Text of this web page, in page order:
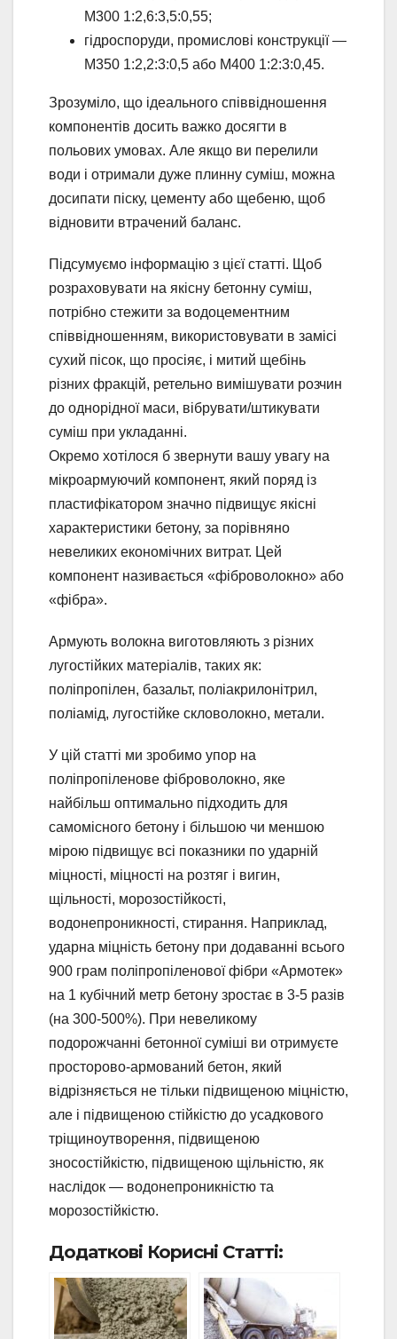
М300 1:2,6:3,5:0,55;
гідроспоруди, промислові конструкції —
М350 1:2,2:3:0,5 або М400 1:2:3:0,45.
Зрозуміло, що ідеального співвідношення
компонентів досить важко досягти в
польових умовах. Але якщо ви перелили
води і отримали дуже плинну суміш, можна
досипати піску, цементу або щебеню, щоб
відновити втрачений баланс.
Підсумуємо інформацію з цієї статті. Щоб
розраховувати на якісну бетонну суміш,
потрібно стежити за водоцементним
співвідношенням, використовувати в замісі
сухий пісок, що просіяє, і митий щебінь
різних фракцій, ретельно вимішувати розчин
до однорідної маси, вібрувати/штикувати
суміш при укладанні.
Окремо хотілося б звернути вашу увагу на
мікроармуючий компонент, який поряд із
пластифікатором значно підвищує якісні
характеристики бетону, за порівняно
невеликих економічних витрат. Цей
компонент називається «фіброволокно» або
«фібра».
Армують волокна виготовляють з різних
лугостійких матеріалів, таких як:
поліпропілен, базальт, поліакрилонітрил,
поліамід, лугостійке скловолокно, метали.
У цій статті ми зробимо упор на
поліпропіленове фіброволокно, яке
найбільш оптимально підходить для
самомісного бетону і більшою чи меншою
мірою підвищує всі показники по ударній
міцності, міцності на розтяг і вигин,
щільності, морозостійкості,
водонепроникності, стирання. Наприклад,
ударна міцність бетону при додаванні всього
900 грам поліпропіленової фібри «Армотек»
на 1 кубічний метр бетону зростає в 3-5 разів
(на 300-500%). При невеликому
подорожчанні бетонної суміші ви отримуєте
просторово-армований бетон, який
відрізняється не тільки підвищеною міцністю,
але і підвищеною стійкістю до усадкового
тріщиноутворення, підвищеною
зносостійкістю, підвищеною щільністю, як
наслідок — водонепроникністю та
морозостійкістю.
Додаткові Корисні Статті: